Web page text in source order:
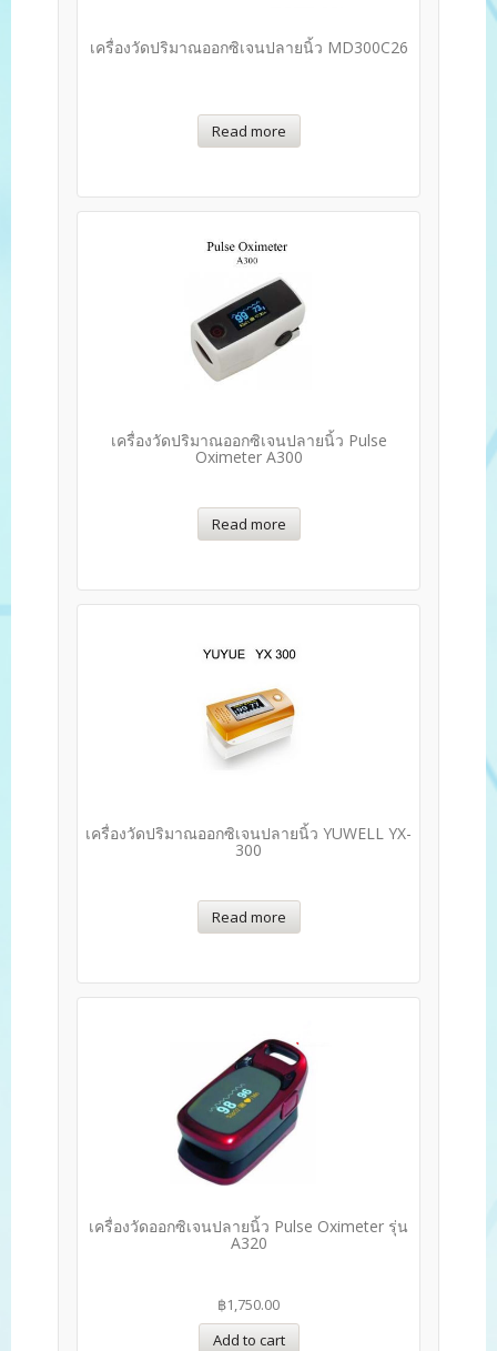
เครื่องวัดปริมาณออกซิเจนปลายนิ้ว MD300C26
Read more
เครื่องวัดปริมาณออกซิเจนปลายนิ้ว Pulse
Oximeter A300
Read more
เครื่องวัดปริมาณออกซิเจนปลายนิ้ว YUWELL YX-
300
Read more
เครื่องวัดออกซิเจนปลายนิ้ว Pulse Oximeter รุ่น
A320
฿1,750.00
Add to cart